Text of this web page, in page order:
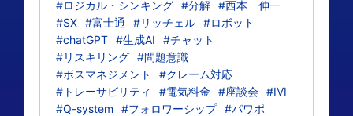
#ロジカル・シンキング #分解 #西本 伸一
#SX #富士通 #リッチェル #ロボット
#chatGPT #生成AI
#チャット
#リスキリング #問題意識
#ボスマネジメント
#クレーム対応
#トレーサビリティ
#電気料金 #座談会 #IVI
#Q-system
#フォロワーシップ #パワポ